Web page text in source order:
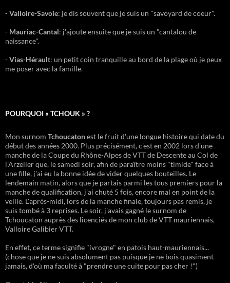
-Valloire-Savoie: je dis souvent que je suis un "savoyard de coeur".
- Mauriac-Cantal: j'ajoute ensuite que je suis un "cantalou de
naissance".
-Vias-Hérault: un petit coin tranquille au bord de la plage où je peux
me poser avec la famille.
POURQUOI « TCHOUK » ?
Mon surnom Tchoucatonest le fruit d'une longue histoire qui date du
début des années 2000. Plus précisément, c'est en 2002 lors d'une
manche de la Coupe du Rhône-Alpes de VTT de Descente au Col de
l'Arzelier que, le samedi soir, afin de paraître moins "timide" face à
une fille, j'ai eu la bonne idée de vider quelques bouteilles. Le
lendemain matin, alors que je partais parmi les tous premiers pour la
manche de qualification, j'ai chuté 5 fois, encore mal en point de la
veille. L'après-midi, lors de la manche finale, toujours pas remis, je
suis tombé à 3 reprises. Le soir, j'avais gagné le surnom de
Tchoucaton auprès des licenciés de mon club de VTT mauriennais,
Valloire Galibier VTT.
En effet, ce terme signifie "ivrogne" en patois haut-mauriennais...
(chose que je ne suis absolument pas puisque je ne bois quasiment
jamais, d'où ma faculté à "prendre une cuite pour pas cher !")